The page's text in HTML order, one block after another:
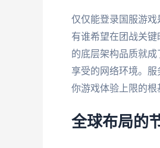
仅仅能登录国服游
有谁希望在团战关
的底层架构品质就
享受的网络环境。
你游戏体验上限的根
全球布局的